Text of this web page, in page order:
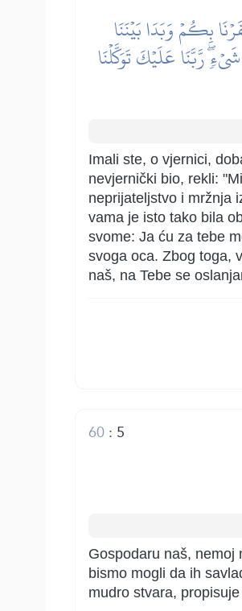
بِكُمۡ وَبَدَا بَيۡنَنَا
رَّبَّنَا عَلَيۡكَ تَوَكَّلۡنَا
Imali ste, o vjernici,
nevjernički bio, rekli:
neprijateljstvo i mržnja
vama je isto tako bila
svome: Ja ću za tebe
svoga oca. Zbog toga,
naš, na Tebe se
5
:
60
Gospodaru naš, nemoj
bismo mogli da ih
mudro stvara,